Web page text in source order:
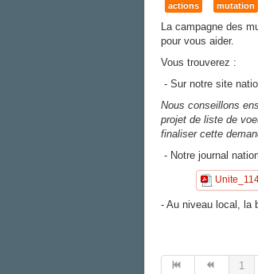
actions mutation
La campagne des
pour vous aider.
Vous trouverez :
- Sur notre site
Nous conseillons
projet de liste de
finaliser cette
- Notre journal
- Au niveau local, la
1